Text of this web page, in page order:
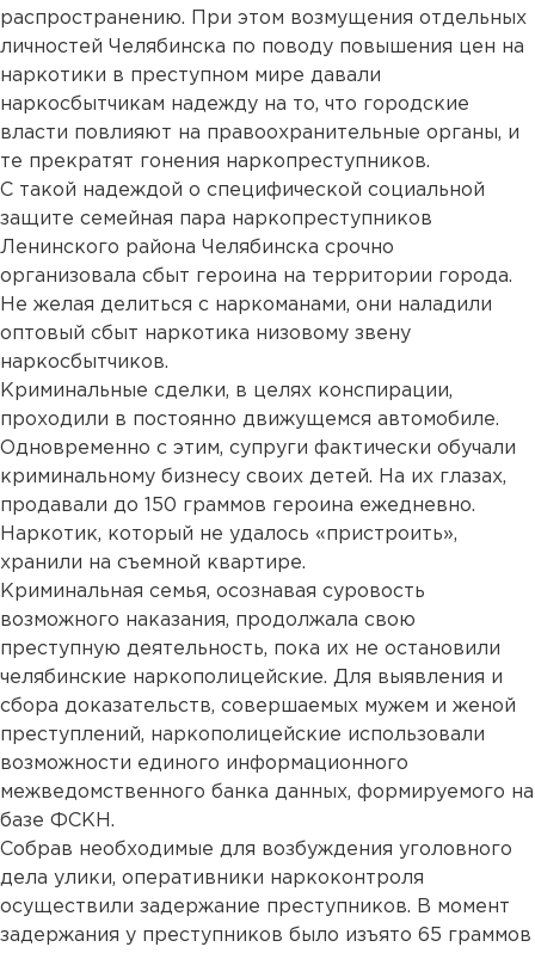
распространению. При этом возмущения отдельных
личностей Челябинска по поводу повышения цен на
наркотики в преступном мире давали
наркосбытчикам надежду на то, что городские
власти повлияют на правоохранительные органы, и
те прекратят гонения наркопреступников.
С такой надеждой о специфической социальной
защите семейная пара наркопреступников
Ленинского района Челябинска срочно
организовала сбыт героина на территории города.
Не желая делиться с наркоманами, они наладили
оптовый сбыт наркотика низовому звену
наркосбытчиков.
Криминальные сделки, в целях конспирации,
проходили в постоянно движущемся автомобиле.
Одновременно с этим, супруги фактически обучали
криминальному бизнесу своих детей. На их глазах,
продавали до 150 граммов героина ежедневно.
Наркотик, который не удалось «пристроить»,
хранили на съемной квартире.
Криминальная семья, осознавая суровость
возможного наказания, продолжала свою
преступную деятельность, пока их не остановили
челябинские наркополицейские. Для выявления и
сбора доказательств, совершаемых мужем и женой
преступлений, наркополицейские использовали
возможности единого информационного
межведомственного банка данных, формируемого на
базе ФСКН.
Собрав необходимые для возбуждения уголовного
дела улики, оперативники наркоконтроля
осуществили задержание преступников. В момент
задержания у преступников было изъято 65 граммов